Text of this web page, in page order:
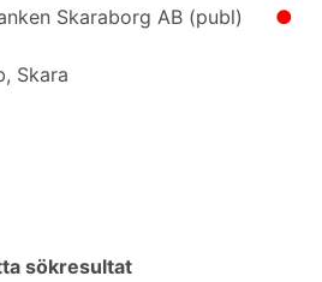
●
Skaraborg AB (publ)
Skara
sökresultat